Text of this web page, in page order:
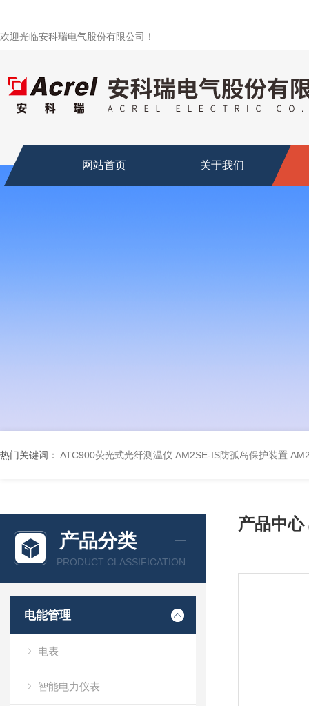
欢迎光临安科瑞电气股份有限公司！
网站首页 关于我们
热门关键词： ATC900荧光式光纤测温仪 AM2SE-IS防孤岛保护装置
产品分类
PRODUCT CLASSIFICATION
电能管理
电表
智能电力仪表
产品中心